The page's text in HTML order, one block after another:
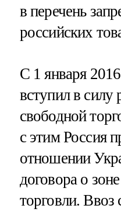
в перечень
российских
С 1 января
вступил в
свободной
с этим Россия
отношении
договора о
торговли. Ввоз